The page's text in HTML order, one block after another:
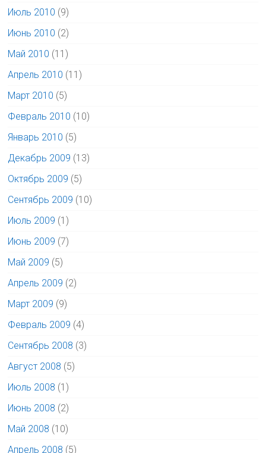
Июль 2010 (9)
Июнь 2010 (2)
Май 2010 (11)
Апрель 2010 (11)
Март 2010 (5)
Февраль 2010 (10)
Январь 2010 (5)
Декабрь 2009 (13)
Октябрь 2009 (5)
Сентябрь 2009 (10)
Июль 2009 (1)
Июнь 2009 (7)
Май 2009 (5)
Апрель 2009 (2)
Март 2009 (9)
Февраль 2009 (4)
Сентябрь 2008 (3)
Август 2008 (5)
Июль 2008 (1)
Июнь 2008 (2)
Май 2008 (10)
Апрель 2008 (5)